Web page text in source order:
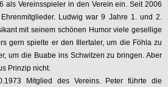
als Vereinsspieler in den Verein ein. Seit 2006
Ludwig war 9 Jahre 1. und 2.
mit seinem schönen Humor viele gesellige
gern spielte er den Illertaler, um die Föhla zu
um die Buabe ins Schwitzen zu bringen. Aber
Prinzip nicht.
Mitglied des Vereins. Peter führte die